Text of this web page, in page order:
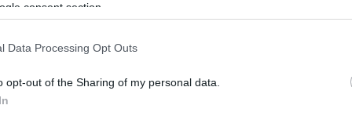
consent section.
Data Processing Opt Outs
opt-out of the Sharing of my personal data.
hulláma.
A MEDIAWORKS TÖBB MEGYEI LAPJÁT IS